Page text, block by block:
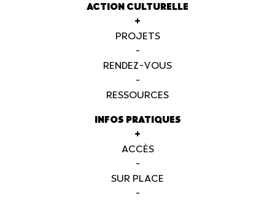
ACTION CULTURELLE
+
PROJETS
-
RENDEZ-VOUS
-
RESSOURCES
INFOS PRATIQUES
+
ACCÈS
-
SUR PLACE
-